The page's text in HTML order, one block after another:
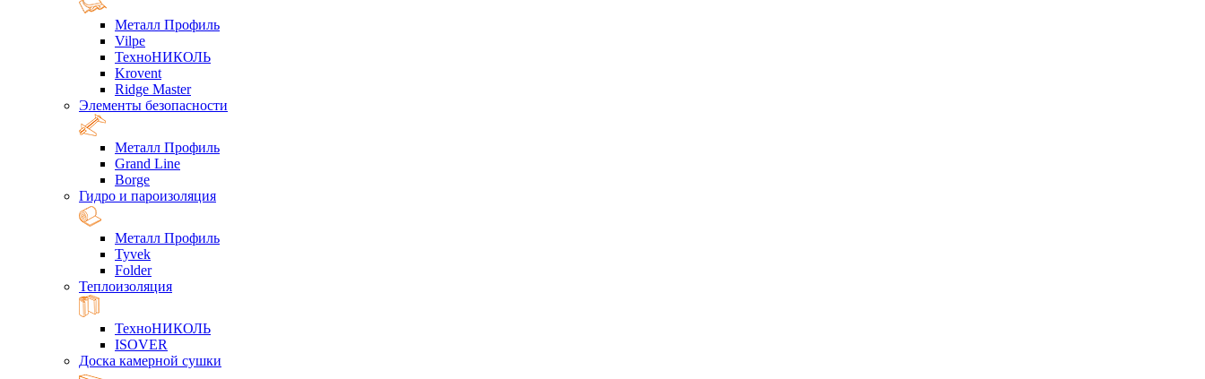
Металл Профиль
Vilpe
ТехноНИКОЛЬ
Krovent
Ridge Master
Элементы безопасности
Металл Профиль
Grand Line
Borge
Гидро и пароизоляция
Металл Профиль
Tyvek
Folder
Теплоизоляция
ТехноНИКОЛЬ
ISOVER
Доска камерной сушки